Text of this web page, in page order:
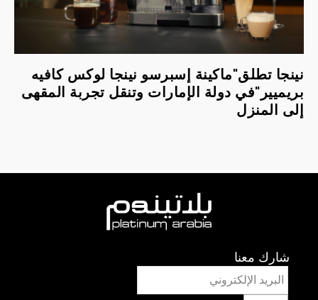
نينجا تطلق"ماكينة إسبرسو نينجا لوكس كافيه
بريميير"في دولة الإمارات وتنقل تجربة المقهى
إلى المنزل
شارك معنا